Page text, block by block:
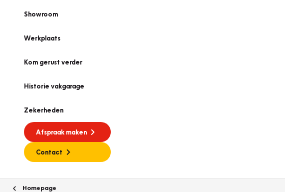
Showroom
Werkplaats
Kom gerust verder
Historie vakgarage
Zekerheden
Afspraak maken
Contact
Homepage